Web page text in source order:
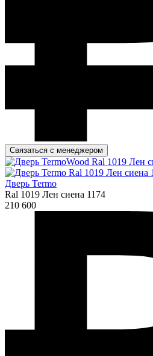
Связаться с менеджером
Дверь Termo
Ral 1019 Лен сиена 1174
210 600